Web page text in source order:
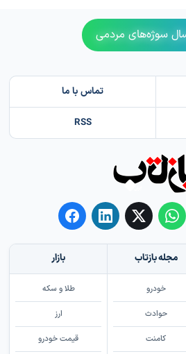
سوژه‌های مردمی
تماس با ما
RSS
مجله بازتاب
خودرو
حوادث
کامنت
بازار
طلا و سکه
ارز
قیمت خودرو